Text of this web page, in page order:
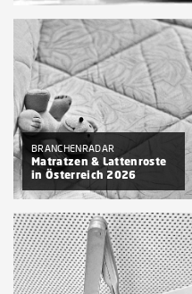
BRANCHENRADAR
Matratzen & Lattenroste
in Österreich 2026
ab € 3.950,-